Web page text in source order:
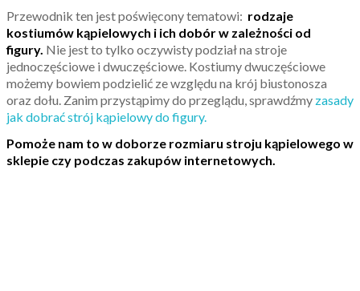
Przewodnik ten jest poświęcony tematowi: rodzaje
kostiumów kąpielowych i ich dobór w zależności od
figury. Nie jest to tylko oczywisty podział na stroje
jednoczęściowe i dwuczęściowe. Kostiumy dwuczęściowe
możemy bowiem podzielić ze względu na krój biustonosza
oraz dołu. Zanim przystąpimy do przeglądu, sprawdźmy zasady
jak dobrać strój kąpielowy do figury.
Pomoże nam to w doborze rozmiaru stroju kąpielowego w
sklepie czy podczas zakupów internetowych.